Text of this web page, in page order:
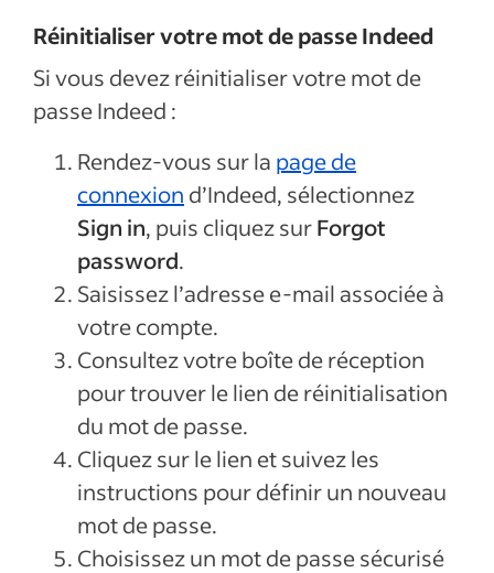
Réinitialiser votre mot de passe Indeed
Si vous devez réinitialiser votre mot de
passe Indeed :
Rendez-vous sur la page de
connexion d’Indeed, sélectionnez
Sign in, puis cliquez surForgot
password.
Saisissez l’adresse e-mail associée à
votre compte.
Consultez votre boîte de réception
pour trouver le lien de réinitialisation
du mot de passe.
Cliquez sur le lien et suivez les
instructions pour définir un nouveau
mot de passe.
Choisissez un mot de passe sécurisé